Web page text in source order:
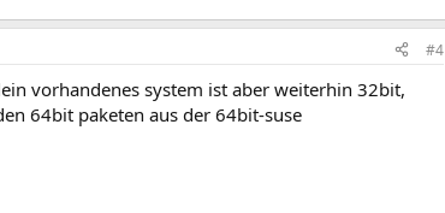
#4
vorhandenes system ist aber weiterhin 32bit,
64bit paketen aus der 64bit-suse